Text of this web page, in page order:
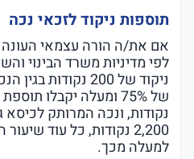
תוספות ניקוד לזכאי נכה
אם את/ה הורה עצמאי
לפי מדיניות משרד הבינוי
ניקוד של 200
נקודות, ונכה המרותק
למעלה מכך.